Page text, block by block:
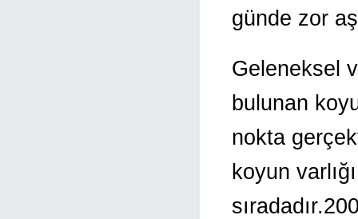
günde zor
Geleneksel
bulunan
nokta
koyun